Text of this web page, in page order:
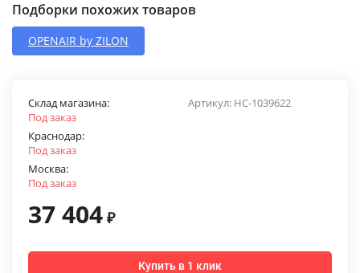
Подборки похожих товаров
OPENAIR by ZILON
Артикул: НС-1039622
Склад магазина:
Под заказ
Краснодар:
Под заказ
Москва:
Под заказ
37 404 ₽
Купить в 1 клик